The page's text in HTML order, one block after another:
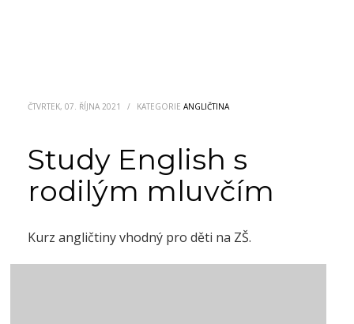
ČTVRTEK, 07. ŘÍJNA 2021 / KATEGORIE ANGLIČTINA
Study English s
rodilým mluvčím
Kurz angličtiny vhodný pro děti na ZŠ.